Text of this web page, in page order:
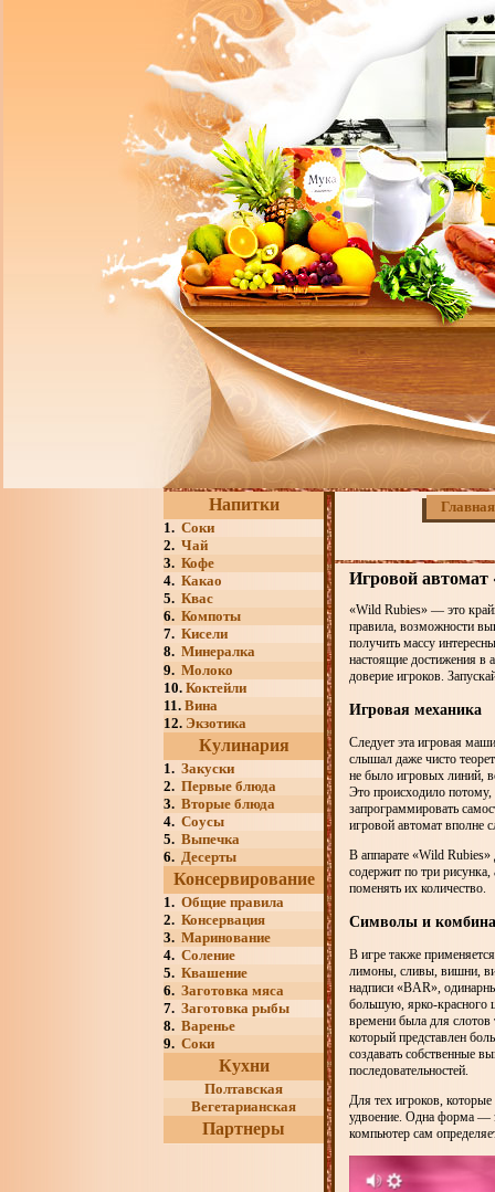
Напитки
1. Соки
2. Чай
3. Кофе
4. Какао
5. Квас
6. Компоты
7. Кисели
8. Минералка
9. Молоко
10. Коктейли
11. Вина
12. Экзотика
Кулинария
1. Закуски
2. Первые блюда
3. Вторые блюда
4. Соусы
5. Выпечка
6. Десерты
Консервирование
1. Общие правила
2. Консервация
3. Маринование
4. Соление
5. Квашение
6. Заготовка мяса
7. Заготовка рыбы
8. Варенье
9. Соки
Кухни
Полтавская
Вегетарианская
Партнеры
Главная
Игровой автомат
«Wild Rubies» — это
правила, возможности
получить массу
настоящие достижения в
доверие игроков.
Игровая механика
Следует эта игровая
слышал даже чисто
не было игровых линий,
Это происходило
запрограммировать
игровой автомат вполне
В аппарате «Wild
содержит по три рисунка,
поменять их количество.
Символы и
В игре также
лимоны, сливы, вишни,
надписи «BAR»,
большую, ярко-красного
времени была для
который представлен
создавать собственные
последовательностей.
Для тех игроков,
удвоение. Одна форма —
компьютер сам